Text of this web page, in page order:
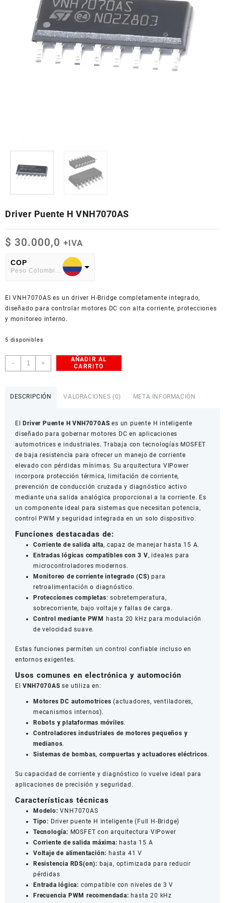
Driver Puente H VNH7070AS
$ 30.000,0 +IVA
COP
American Dollar
El VNH7070AS es un driver H-Bridge completamente integrado,
diseñado para controlar motores DC con alta corriente, protecciones
y monitoreo interno.
5 disponibles
-
Driver
Puente
VNH7070AS
+
AÑADIR AL
CARRITO
DESCRIPCIÓN VALORACIONES (0) META INFORMACIÓN
ElDriver Puente H VNH7070AS es un puente H inteligente
diseñado para gobernar motores DC en aplicaciones
automotrices e industriales. Trabaja con tecnologías MOSFET
de baja resistencia para ofrecer un manejo de corriente
elevado con pérdidas mínimas. Su arquitectura VIPower
incorpora protección térmica, limitación de corriente,
prevención de conducción cruzada y diagnóstico activo
mediante una salida analógica proporcional a la corriente. Es
un componente ideal para sistemas que necesitan potencia,
control PWM y seguridad integrada en un solo dispositivo.
Funciones destacadas de:
Corriente de salida alta, capaz de manejar hasta 15 A.
Entradas lógicas compatibles con 3 V, ideales para
microcontroladores modernos.
Monitoreo de corriente integrado (CS) para
retroalimentación o diagnóstico.
Protecciones completas: sobretemperatura,
sobrecorriente, bajo voltaje y fallas de carga.
Control mediante PWM hasta 20 kHz para modulación
de velocidad suave.
Estas funciones permiten un control confiable incluso en
entornos exigentes.
Usos comunes en electrónica y automoción
ElVNH7070AS se utiliza en:
Motores DC automotrices (actuadores, ventiladores,
mecanismos internos).
Robots y plataformas móviles.
Controladores industriales de motores pequeños y
medianos.
Sistemas de bombas, compuertas y actuadores eléctricos.
Su capacidad de corriente y diagnóstico lo vuelve ideal para
aplicaciones de precisión y seguridad.
Características técnicas
Modelo: VNH7070AS
Tipo: Driver puente H inteligente (Full H-Bridge)
Tecnología: MOSFET con arquitectura VIPower
Corriente de salida máxima: hasta 15 A
Voltaje de alimentación: hasta 41 V
Resistencia RDS(on): baja, optimizada para reducir
pérdidas
Entrada lógica: compatible con niveles de 3 V
Frecuencia PWM recomendada: hasta 20 kHz